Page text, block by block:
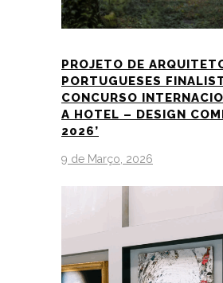
PROJETO DE
PORTUGUESES
CONCURSO
A HOTEL – DESIGN
2026’
9 de Março, 2026